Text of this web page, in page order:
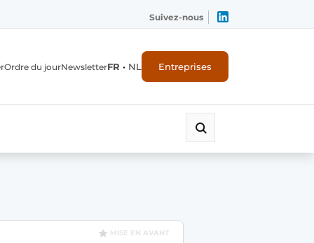
Suivez-nous
Ordre du jourNewsletterFR • NL Entreprises
MISE EN AVANT